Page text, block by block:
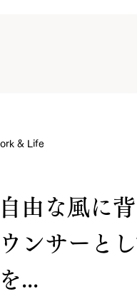
& Life
由な風に
ンサーと
...